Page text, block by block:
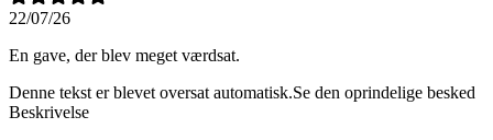
22/07/26
En gave, der blev meget værdsat.
Denne tekst er blevet oversat automatisk.Se den oprindelige besked
Beskrivelse